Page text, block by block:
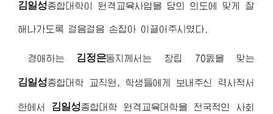
김일성종합대학이 원격교육사업을 당의 의도에 맞게 잘
해나가도록 걸음걸음 손잡아 이끌어주시였다.
경애하는 김정은동지 께서는 창립 70돐을 맞는
김일성종합대학 교직원, 학생들에게 보내주신 력사적서
한에서 김일성종합대학 원격교육대학을 전국적인 사회